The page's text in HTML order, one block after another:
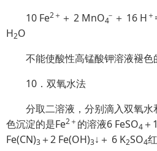
10 Fe2＋ ＋ 2 MnO4 ＋ 16 H ＋
H2O
不能使酸性高锰酸钾溶液褪色
10．双氧水法
分取二溶液，分别滴入双氧
色沉淀的是Fe2＋ 的溶液6 FeSO4 ＋
Fe(CN)3 ＋2 Fe(OH)3↓＋ 6 K2SO4